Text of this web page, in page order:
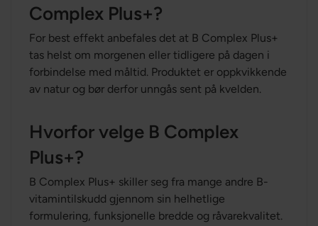
Complex Plus+?
For best effekt anbefales det at B Complex Plus+
tas helst om morgenen eller tidligere på dagen i
forbindelse med måltid. Produktet er oppkvikkende
av natur og bør derfor unngås sent på kvelden.
Hvorfor velge B Complex
Plus+?
B Complex Plus+ skiller seg fra mange andre B-
vitamintilskudd gjennom sin helhetlige
formulering, funksjonelle bredde og råvarekvalitet.